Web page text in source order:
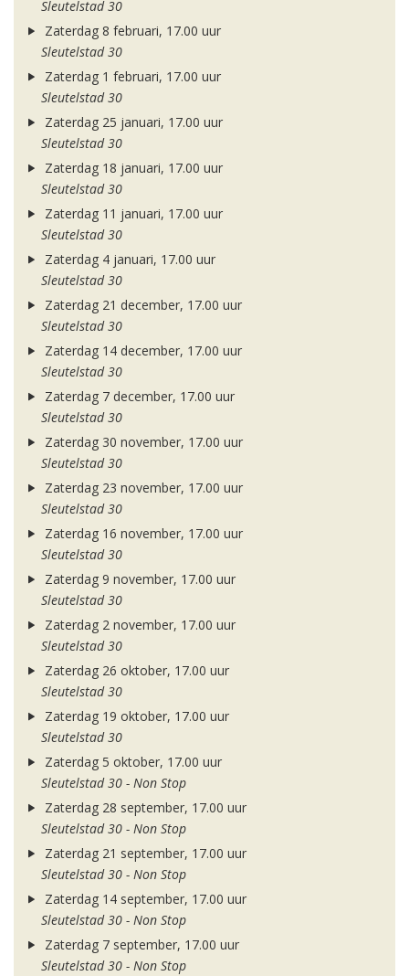
Sleutelstad 30
Zaterdag 8 februari, 17.00 uur
Sleutelstad 30
Zaterdag 1 februari, 17.00 uur
Sleutelstad 30
Zaterdag 25 januari, 17.00 uur
Sleutelstad 30
Zaterdag 18 januari, 17.00 uur
Sleutelstad 30
Zaterdag 11 januari, 17.00 uur
Sleutelstad 30
Zaterdag 4 januari, 17.00 uur
Sleutelstad 30
Zaterdag 21 december, 17.00 uur
Sleutelstad 30
Zaterdag 14 december, 17.00 uur
Sleutelstad 30
Zaterdag 7 december, 17.00 uur
Sleutelstad 30
Zaterdag 30 november, 17.00 uur
Sleutelstad 30
Zaterdag 23 november, 17.00 uur
Sleutelstad 30
Zaterdag 16 november, 17.00 uur
Sleutelstad 30
Zaterdag 9 november, 17.00 uur
Sleutelstad 30
Zaterdag 2 november, 17.00 uur
Sleutelstad 30
Zaterdag 26 oktober, 17.00 uur
Sleutelstad 30
Zaterdag 19 oktober, 17.00 uur
Sleutelstad 30
Zaterdag 5 oktober, 17.00 uur
Sleutelstad 30 - Non Stop
Zaterdag 28 september, 17.00 uur
Sleutelstad 30 - Non Stop
Zaterdag 21 september, 17.00 uur
Sleutelstad 30 - Non Stop
Zaterdag 14 september, 17.00 uur
Sleutelstad 30 - Non Stop
Zaterdag 7 september, 17.00 uur
Sleutelstad 30 - Non Stop